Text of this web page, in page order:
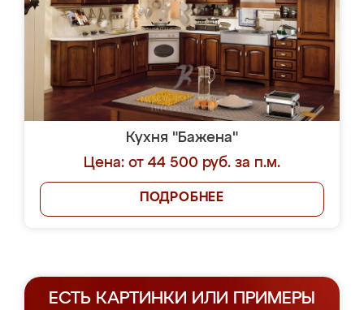
Кухня "Бажена"
Цена: от 44 500 руб. за п.м.
ПОДРОБНЕЕ
ЕСТЬ КАРТИНКИ ИЛИ ПРИМЕРЫ